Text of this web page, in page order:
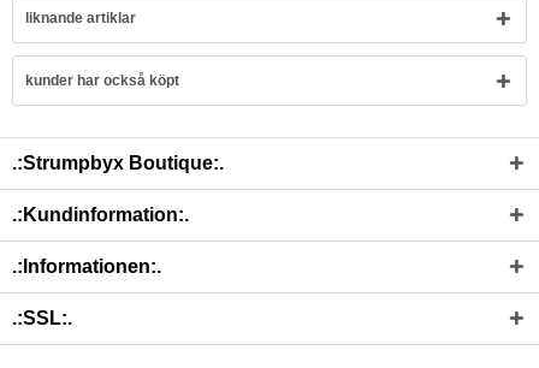
liknande artiklar
kunder har också köpt
.:Strumpbyx Boutique:.
.:Kundinformation:.
.:Informationen:.
.:SSL:.